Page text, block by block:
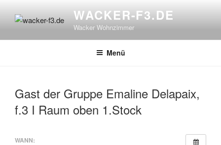
Inhalt
WACKER-F3.DE
Wacker Wohnzimmer
Menü
Gast der Gruppe Emaline Delapaix,
f.3 I Raum oben 1.Stock
WANN: